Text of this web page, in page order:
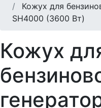
Кожух для
SH4000 (3600 Вт)
Кожух